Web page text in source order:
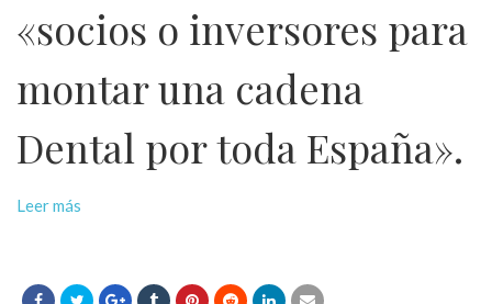
«socios o inversores para
montar una cadena
Dental por toda España».
Leer más